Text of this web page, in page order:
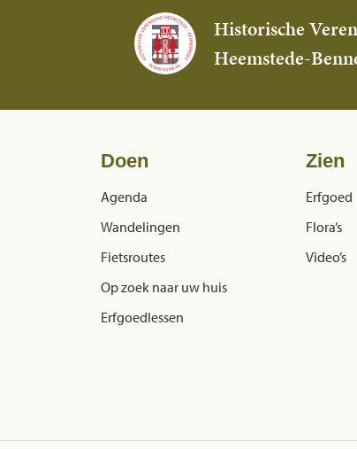
Historische
Heemstede-
Doen
Agenda
Wandelingen
Fietsroutes
Op zoek naar uw huis
Erfgoedlessen
Zien
Erfgoed
Flora’s
Video’s